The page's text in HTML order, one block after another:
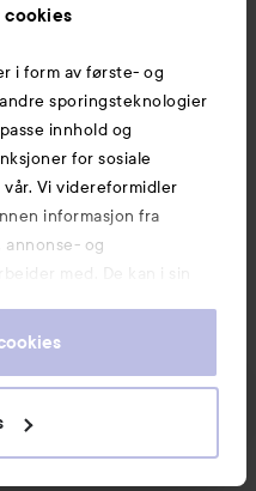
cookies
i form av første- og
sporingsteknologier
innhold og
for sosiale
Vi videreformidler
informasjon fra
og
med. De kan i sin
eller som de har samlet
nettsiden vår. For
endre innstillingene for
Balm07 Caramelt My Heart
35 kr
KJØP